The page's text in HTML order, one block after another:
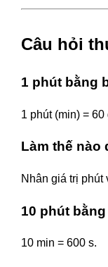
Câu hỏi
1 phút bằng
1 phút (min) = 60
Làm thế nào
Nhân giá trị phút
10 phút
10 min = 600 s.